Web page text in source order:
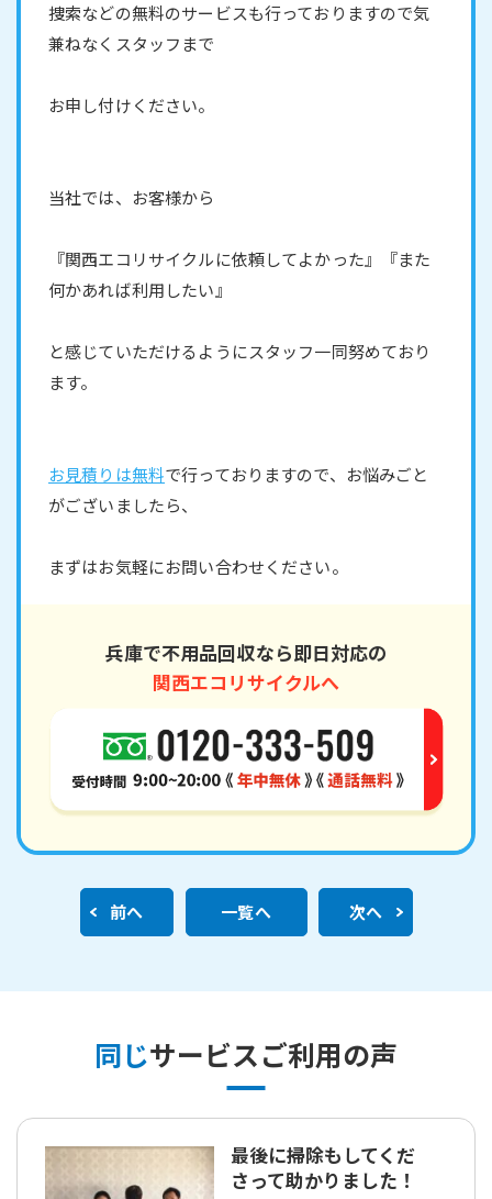
捜索などの無料のサービスも行っておりますので気
兼ねなくスタッフまで
お申し付けください。
当社では、お客様から
『関西エコリサイクルに依頼してよかった』『また
何かあれば利用したい』
と感じていただけるようにスタッフ一同努めており
ます。
お見積りは無料で行っておりますので、お悩みごと
がございましたら、
まずはお気軽にお問い合わせください。
兵庫で不用品回収なら即日対応の
関西エコリサイクルへ
前へ 一覧へ 次へ
同じサービスご利用の声
最後に掃除もしてくだ
さって助かりました！